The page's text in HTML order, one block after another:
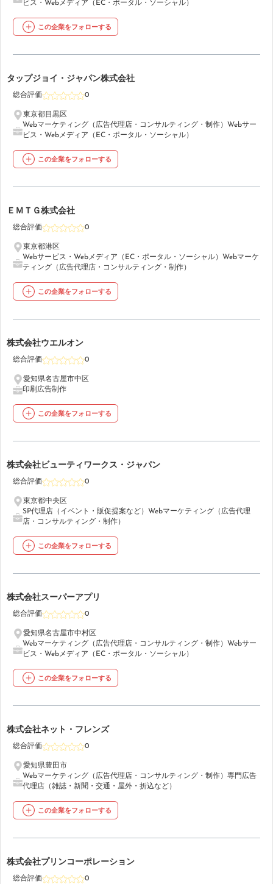
ビス・Webメディア（EC・ポータル・ソーシャル）
この企業をフォローする
26
タップジョイ・ジャパン株式会社
総合評価 0
東京都目黒区
Webマーケティング（広告代理店・コンサルティング・制作） Webサー
ビス・Webメディア（EC・ポータル・ソーシャル）
この企業をフォローする
27ＥＭＴＧ株式会社
総合評価 0
東京都港区
Webサービス・Webメディア（EC・ポータル・ソーシャル） Webマーケ
ティング（広告代理店・コンサルティング・制作）
この企業をフォローする
28
株式会社ウエルオン
総合評価 0
愛知県名古屋市中区
印刷 広告制作
この企業をフォローする
29
株式会社ビューティワークス・ジャパン
総合評価 0
東京都中央区
SP代理店（イベント・販促提案など） Webマーケティング（広告代理
店・コンサルティング・制作）
この企業をフォローする
30
株式会社スーパーアプリ
総合評価 0
愛知県名古屋市中村区
Webマーケティング（広告代理店・コンサルティング・制作） Webサー
ビス・Webメディア（EC・ポータル・ソーシャル）
この企業をフォローする
31株式会社ネット・フレンズ
総合評価 0
愛知県豊田市
Webマーケティング（広告代理店・コンサルティング・制作）専門広告
代理店（雑誌・新聞・交通・屋外・折込など）
この企業をフォローする
32
株式会社プリンコーポレーション
総合評価 0